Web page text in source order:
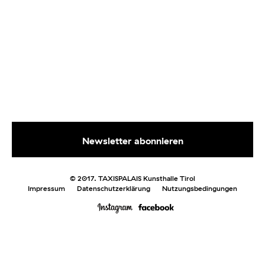
© 2017. TAXISPALAIS Kunsthalle Tirol
Impressum
Datenschutzerklärung Nutzungsbedingungen